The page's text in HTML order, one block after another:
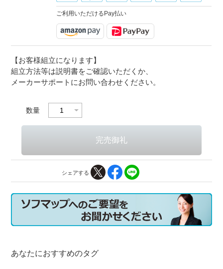
ご利用いただけるPay払い
【お客様組立になります】
組立方法等は説明書をご確認いただくか、
メーカーサポートにお問い合わせください。
数量
シェアする
あなたにおすすめのタグ